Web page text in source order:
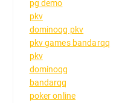
pg demo
pkv
dominoqq pkv
pkv games bandarqq
pkv
dominoqq
bandarqq
poker online